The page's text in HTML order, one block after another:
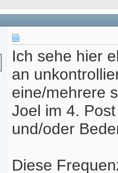
Ich sehe hier
an
eine/mehrere
Joel im 4.
und/oder
Diese